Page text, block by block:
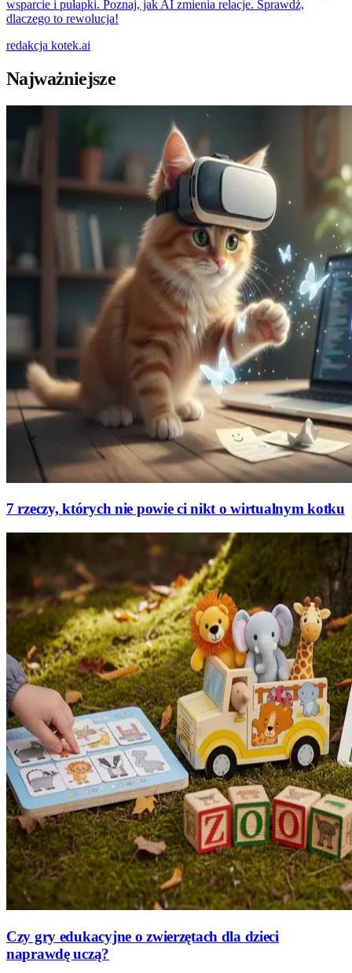
wsparcie i pułapki. Poznaj, jak AI zmienia relacje. Sprawdź,
dlaczego to rewolucja!
redakcja kotek.ai
Najważniejsze
7 rzeczy, których nie powie ci nikt o wirtualnym kotku
Czy gry edukacyjne o zwierzętach dla dzieci
naprawdę uczą?